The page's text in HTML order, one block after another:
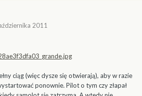
2011
ciąg (więc dysze się otwierają), aby w razie
ponownie. Pilot o tym czy złapał